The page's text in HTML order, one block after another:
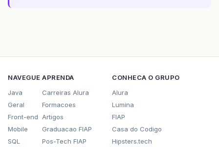
NAVEGUE
Java
Geral
Front-end
Mobile
SQL
APRENDA
Carreiras Alura
Formacoes
Artigos
Graduacao FIAP
Pos-Tech FIAP
CONHECA O GRUPO
Alura
Lumina
FIAP
Casa do Codigo
Hipsters.tech